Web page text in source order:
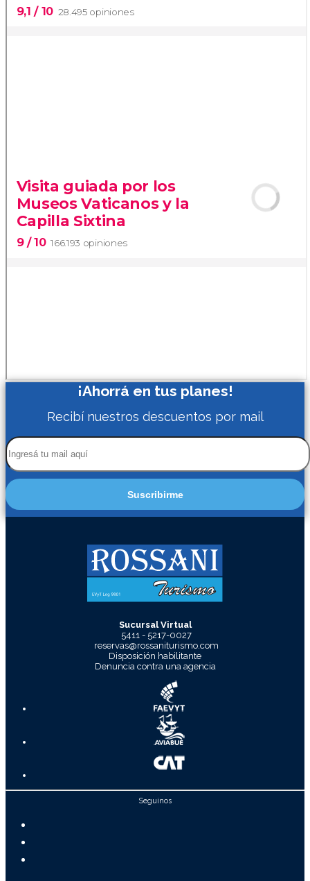
¡Ahorrá en tus planes!
Recibí nuestros descuentos por mail
Suscribirme
Sucursal Virtual
5411 - 5217-0027
reservas@rossaniturismo.com
Disposición habilitante
Denuncia contra una agencia
Seguinos